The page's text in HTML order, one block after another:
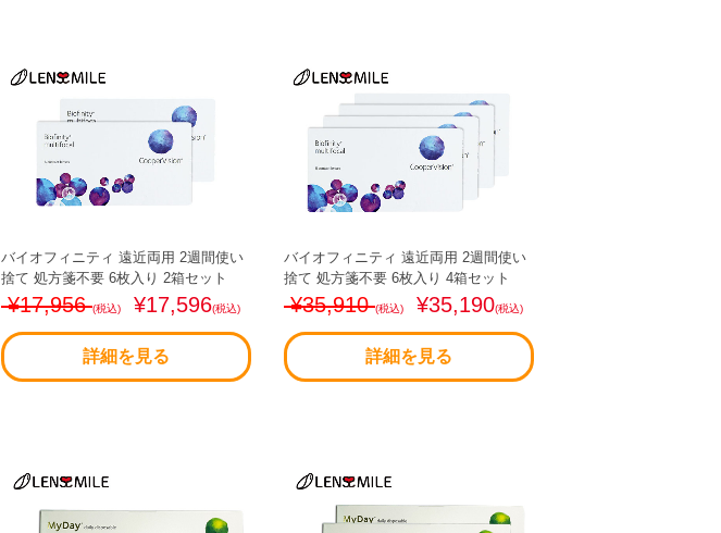
バイオフィニティ 遠近両用 2週間使い
捨て 処方箋不要 6枚入り 2箱セット
¥17,956(税込) ¥17,596(税込)
詳細を見る
バイオフィニティ 遠近両用 2週間使い
捨て 処方箋不要 6枚入り 4箱セット
¥35,910(税込) ¥35,190(税込)
詳細を見る